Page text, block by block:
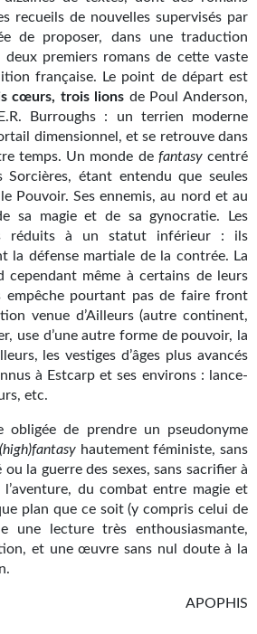
recueils de nouvelles supervisés par
de proposer, dans une traduction
premiers romans de cette vaste
française. Le point de départ est
cœurs, trois lions de Poul Anderson,
Burroughs : un terrien moderne
dimensionnel, et se retrouve dans
temps. Un monde de fantasycentré
Sorcières, étant entendu que seules
Pouvoir. Ses ennemis, au nord et au
sa magie et de sa gynocratie. Les
réduits à un statut inférieur : ils
la défense martiale de la contrée. La
cependant même à certains de leurs
empêche pourtant pas de faire front
venue d’Ailleurs (autre continent,
use d’une autre forme de pouvoir, la
les vestiges d’âges plus avancés
à Estcarp et ses environs : lance-
etc.
obligée de prendre un pseudonyme
hautement féministe, sans
la guerre des sexes, sans sacrifier à
du combat entre magie et
plan que ce soit (y compris celui de
une lecture très enthousiasmante,
et une œuvre sans nul doute à la
APOPHIS